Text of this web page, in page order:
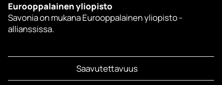
Eurooppalainen yliopisto
Savonia on mukana Eurooppalainen yliopisto -
allianssissa.
Saavutettavuus